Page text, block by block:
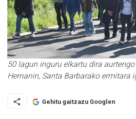
50 lagun inguru elkartu dira
Hernanin, Santa Barbarako ermitara
Gehitu gaitzazu Googlen